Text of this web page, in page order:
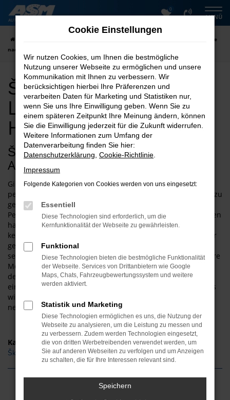
Zum
Hauptinhalt
0
MENÜ
Škoda Octavia kaufen | Lieferservice
nach Hildesheim
Škoda Octavia kaufen |
Lieferservice nach
Hildesheim
Škoda Octavia – nah am perfekten
Auto für Hildesheim
Gibt es das perfekte Auto für alle Lebenslagen? Oder das
perfekte Modell für Hildesheim? Die Antwort ist nicht leicht zu
geben und doch dürfte der Škoda Octavia nah an der
Perfektion sein. Wer einmal einen Test oder Vergleich gelesen
hat, wird die besondere Qualität dieses Fahrzeugs bereits
kennen. Das Modell ist sowohl als Neuwagen als auch in der
gebrauchten Ausführung tadellos und erfreut zudem durch
sein formschönes Design und die zahlreichen Extras. Für Ihre
Mobilität in Hildesheim könnte es kein besseres Modell als
den Škoda Octavia geben, zumal Sie dieses Auto bei uns zu
einem überaus günstigen Preis erhalten. Hinzu kommt, dass
wir gerne auch Ihren aktuellen Gebrauchtwagen in Zahlung
nehmen und Sie auf diese Weise den Preis weiter drücken.
Kategorie
Škoda Octavia Gebrauchtwagen Hildesheim
Fehler: Network Error
Cookie Einstellungen
Wir nutzen Cookies, um Ihnen die bestmögliche
Nutzung unserer Webseite zu ermöglichen und unsere
Kommunikation mit Ihnen zu verbessern. Wir
berücksichtigen hierbei Ihre Präferenzen und
verarbeiten Daten für Marketing und Statistiken nur,
wenn Sie uns Ihre Einwilligung geben. Wenn Sie zu
einem späteren Zeitpunkt Ihre Meinung ändern, können
Sie die Einwilligung jederzeit für die Zukunft widerrufen.
Weitere Informationen zum Umfang der
Datenverarbeitung finden Sie hier:
Datenschutzerklärung Cookie-Richtlinie
Impressum
Folgende Kategorien von Cookies werden von uns eingesetzt:
Essentiell
Diese Technologien sind erforderlich, um die
Kernfunktionalität der Webseite zu gewährleisten.
Funktional
Diese Technologien bieten die bestmögliche Funktionalität
der Webseite. Services von Drittanbietern wie Google
Maps, Chats, Fahrzeugbewertungssystem und weitere
werden aktiviert.
Statistik und Marketing
Diese Technologien ermöglichen es uns, die Nutzung der
Webseite zu analysieren, um die Leistung zu messen und
zu verbessern. Zudem werden Technologien eingesetzt,
die von dritten Werbetreibenden verwendet werden, um
Sie auf anderen Webseiten zu verfolgen und um Anzeigen
zu schalten, die für Ihre Interessen relevant sind.
Speichern